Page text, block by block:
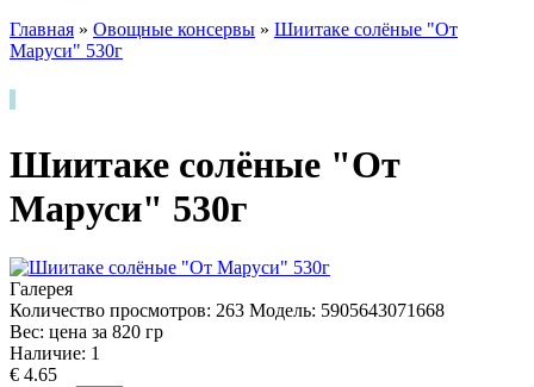
Главная » Овощные консервы » Шиитаке солёные "От
Маруси" 530г
Шиитаке солёные "От
Маруси" 530г
Галерея
Количество просмотров: 263 Модель: 5905643071668
Вес: цена за 820 гр
Наличие: 1
€ 4.65